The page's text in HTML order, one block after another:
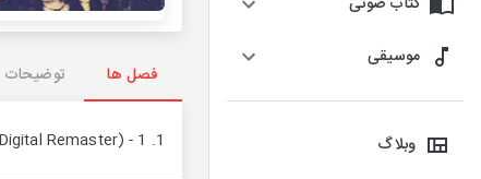
موسیقی
وبلاگ
فصل ها توضیحات
1. 1 - Frank Sinatra - Come Fly With Me (1998 Digital Remaster)